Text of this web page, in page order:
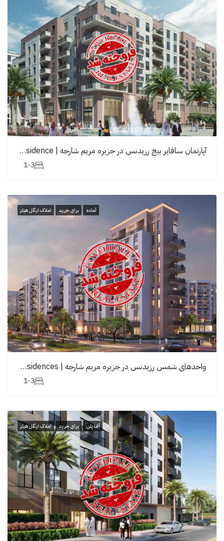
آپارتمان سافایر بیچ رزیدنس در جزیره مریم شارجه | Sapphire Beach Residence
1-3
آماده برای خرید املاک ایگل هیلز
واحدهای شمس رزیدنس در جزیره مریم شارجه | Shams Residences
1-3
آف پلن برای خرید املاک ایگل هیلز